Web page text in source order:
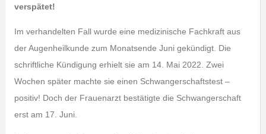
verspätet!
Im verhandelten Fall wurde eine medizinische Fachkraft aus
der Augenheilkunde zum Monatsende Juni gekündigt. Die
schriftliche Kündigung erhielt sie am 14. Mai 2022. Zwei
Wochen später machte sie einen Schwangerschaftstest –
positiv! Doch der Frauenarzt bestätigte die Schwangerschaft
erst am 17. Juni.